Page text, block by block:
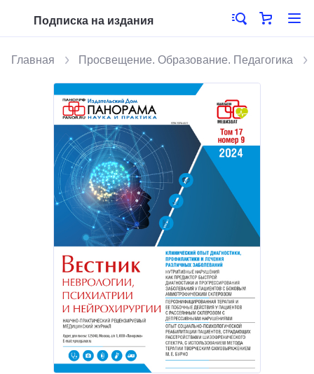
Подписка на издания
Главная Просвещение. Образование. Педагогика